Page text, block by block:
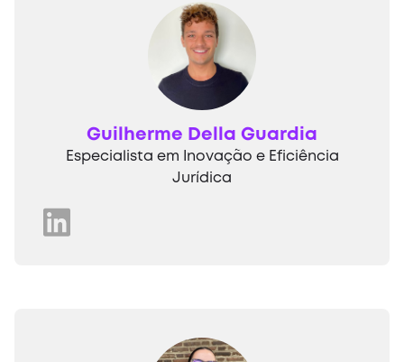
Guilherme Della Guardia
Especialista em Inovação e Eficiência
Jurídica